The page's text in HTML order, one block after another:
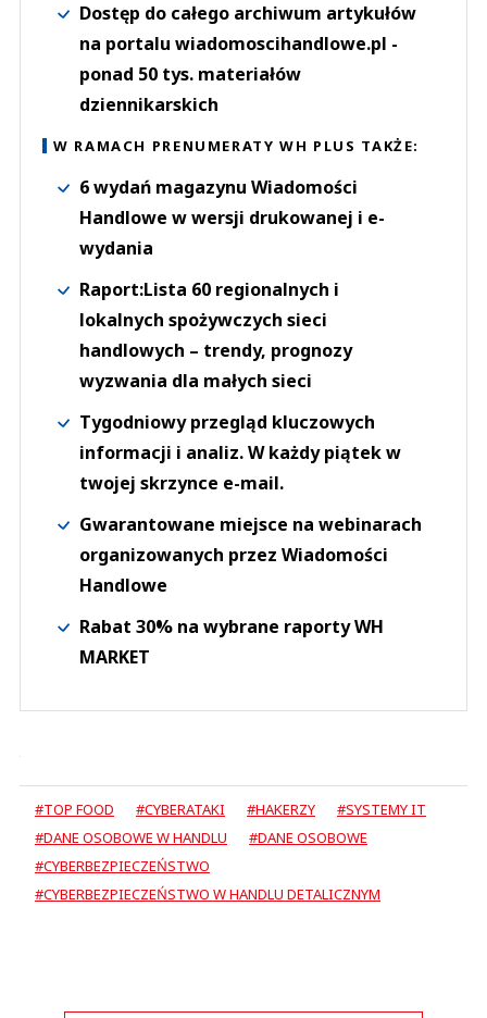
Dostęp do całego archiwum artykułów
na portalu wiadomoscihandlowe.pl -
ponad 50 tys. materiałów
dziennikarskich
W RAMACH PRENUMERATY WH PLUS TAKŻE:
6 wydań magazynu Wiadomości
Handlowe w wersji drukowanej i e-
wydania
Raport:Lista 60 regionalnych i
lokalnych spożywczych sieci
handlowych – trendy, prognozy
wyzwania dla małych sieci
Tygodniowy przegląd kluczowych
informacji i analiz. W każdy piątek w
twojej skrzynce e-mail.
Gwarantowane miejsce na webinarach
organizowanych przez Wiadomości
Handlowe
Rabat 30% na wybrane raporty WH
MARKET
#TOP FOOD #CYBERATAKI #HAKERZY
#SYSTEMY IT
#DANE OSOBOWE W HANDLU
#DANE OSOBOWE
#CYBERBEZPIECZEŃSTWO
#CYBERBEZPIECZEŃSTWO W HANDLU DETALICZNYM